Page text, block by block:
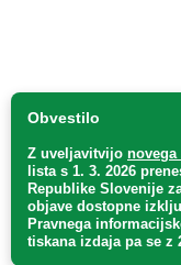
Obvestilo
Z uveljavitvijo novega
lista s 1. 3. 2026
Republike Slovenije
objave dostopne
Pravnega
tiskana izdaja pa se z
Uradni list d. o. o. – v